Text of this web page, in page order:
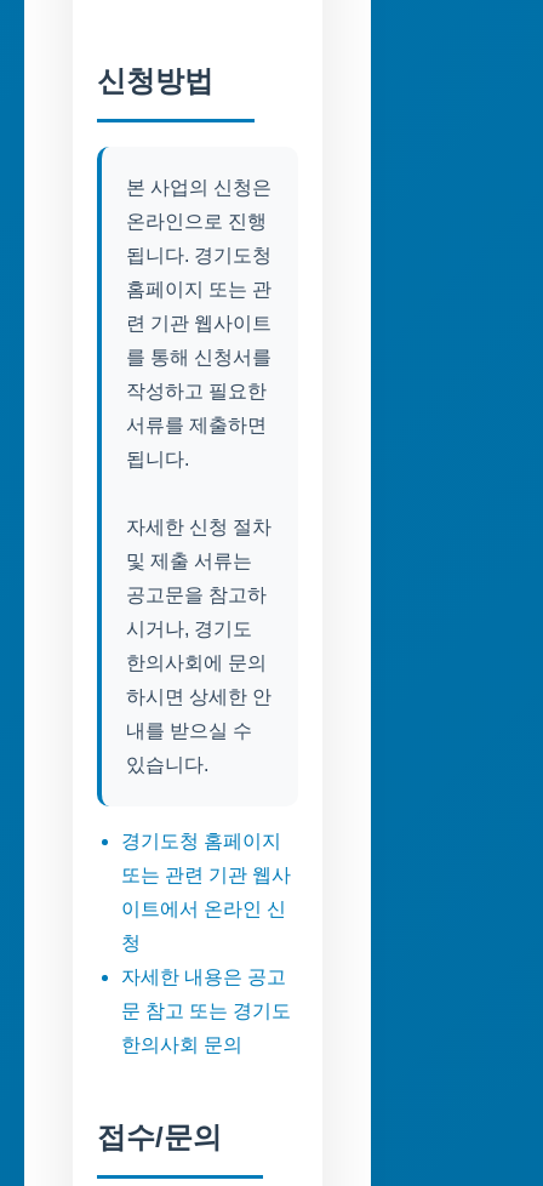
신청방법
본 사업의 신청은
온라인으로 진행
됩니다. 경기도청
홈페이지 또는 관
련 기관 웹사이트
를 통해 신청서를
작성하고 필요한
서류를 제출하면
됩니다.
자세한 신청 절차
및 제출 서류는
공고문을 참고하
시거나, 경기도
한의사회에 문의
하시면 상세한 안
내를 받으실 수
있습니다.
경기도청 홈페이지
또는 관련 기관 웹사
이트에서 온라인 신
청
자세한 내용은 공고
문 참고 또는 경기도
한의사회 문의
접수/문의